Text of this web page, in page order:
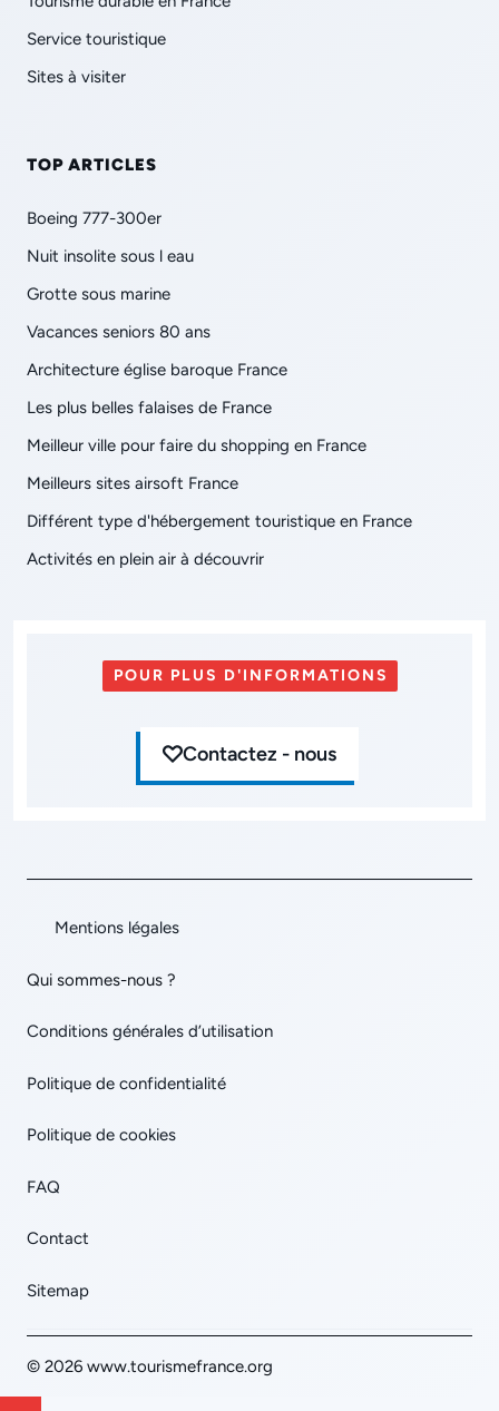
Service touristique
Sites à visiter
TOP ARTICLES
Boeing 777-300er
Nuit insolite sous l eau
Grotte sous marine
Vacances seniors 80 ans
Architecture église baroque France
Les plus belles falaises de France
Meilleur ville pour faire du shopping en France
Meilleurs sites airsoft France
Différent type d'hébergement touristique en France
Activités en plein air à découvrir
POUR PLUS D'INFORMATIONS
Contactez - nous
Mentions légales
Qui sommes-nous ?
Conditions générales d’utilisation
Politique de confidentialité
Politique de cookies
FAQ
Contact
Sitemap
© 2026 www.tourismefrance.org